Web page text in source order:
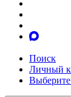
Поиск
Личный